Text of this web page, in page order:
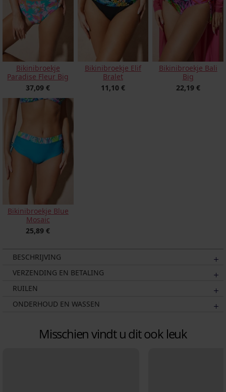
Bikinibroekje
Paradise Fleur Big
37,09 €
Bikinibroekje Elif
Bralet
11,10 €
Bikinibroekje Bali
Big
22,19 €
Bikinibroekje Blue
Mosaic
25,89 €
BESCHRIJVING
VERZENDING EN BETALING
RUILEN
ONDERHOUD EN WASSEN
Misschien vindt u dit ook leuk